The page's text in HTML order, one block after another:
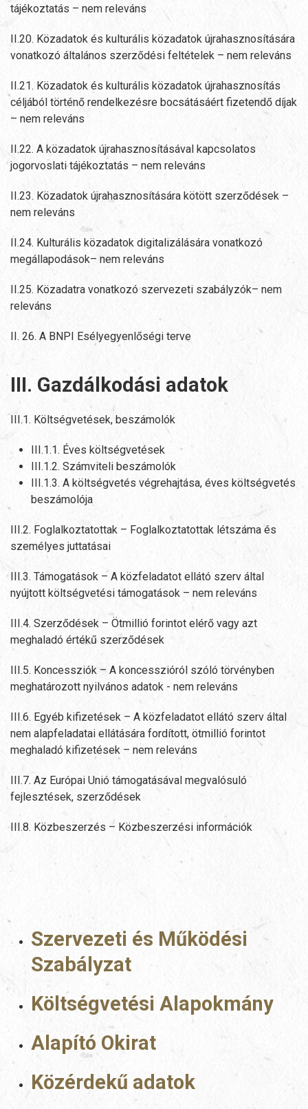
tájékoztatás – nem releváns
II.20. Közadatok és kulturális közadatok újrahasznosítására
vonatkozó általános szerződési feltételek – nem releváns
II.21. Közadatok és kulturális közadatok újrahasznosítás
céljából történő rendelkezésre bocsátásáért fizetendő díjak
– nem releváns
II.22. A közadatok újrahasznosításával kapcsolatos
jogorvoslati tájékoztatás – nem releváns
II.23. Közadatok újrahasznosítására kötött szerződések –
nem releváns
II.24. Kulturális közadatok digitalizálására vonatkozó
megállapodások– nem releváns
II.25. Közadatra vonatkozó szervezeti szabályzók– nem
releváns
II. 26. A BNPI Esélyegyenlőségi terve
III. Gazdálkodási adatok
III.1. Költségvetések, beszámolók
III.1.1. Éves költségvetések
III.1.2. Számviteli beszámolók
III.1.3. A költségvetés végrehajtása, éves költségvetés
beszámolója
III.2. Foglalkoztatottak – Foglalkoztatottak létszáma és
személyes juttatásai
III.3. Támogatások – A közfeladatot ellátó szerv által
nyújtott költségvetési támogatások – nem releváns
III.4. Szerződések – Ötmillió forintot elérő vagy azt
meghaladó értékű szerződések
III.5. Koncessziók – A koncesszióról szóló törvényben
meghatározott nyilvános adatok - nem releváns
III.6. Egyéb kifizetések – A közfeladatot ellátó szerv által
nem alapfeladatai ellátására fordított, ötmillió forintot
meghaladó kifizetések – nem releváns
III.7. Az Európai Unió támogatásával megvalósuló
fejlesztések, szerződések
III.8. Közbeszerzés – Közbeszerzési információk
Szervezeti és Működési
Szabályzat
Költségvetési Alapokmány
Alapító Okirat
Közérdekű adatok